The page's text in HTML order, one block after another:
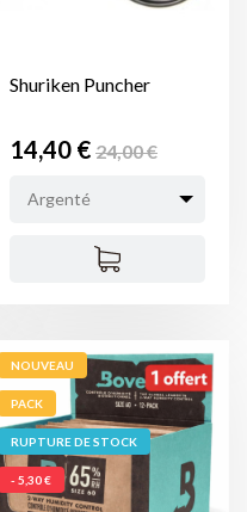
Shuriken Puncher
Prix
14,40 €Prix
24,00 €
Argenté
NOUVEAU
PACK
RUPTURE DE STOCK
- 5,30 €